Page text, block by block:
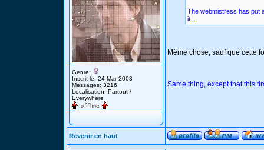
Genre:
Inscrit le: 24 Mar 2003
Messages: 3216
Localisation: Partout /
Everywhere
The webmistress has put
it...
Même chose, sauf que cette
Same thing, except that this
Revenir en haut